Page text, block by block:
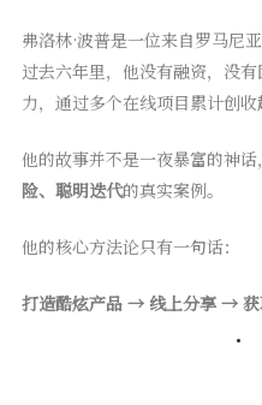
弗洛林·波普是一位来自罗马尼
过去六年里，他没有融资，没
力，通过多个在线项目累计创收
他的故事并不是一夜暴富的神
险、聪明迭代的真实案例。
他的核心方法论只有一句话：
打造酷炫产品 → 线上分享 →